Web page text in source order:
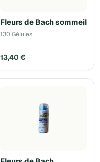
Fleurs de Bach sommeil
130 Gélules
13,40 €